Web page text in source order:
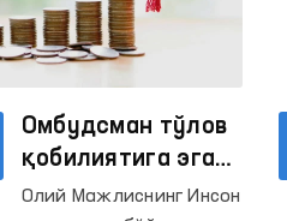
Омбудсман тўлов
қобилиятига эга
бўлмаган ота-она
Олий Мажлиснинг Инсон